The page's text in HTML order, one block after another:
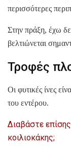
περισσότερες
Στην πράξη, έχω
βελτιώνεται
Τροφές
Οι φυτικές ίνες
του εντέρου.
Διαβάστε επίσης
κοιλιοκάκης;